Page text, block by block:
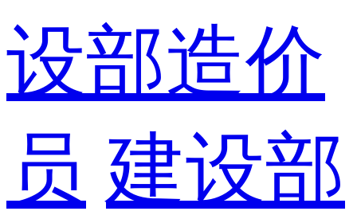
设部造价
员 建设部